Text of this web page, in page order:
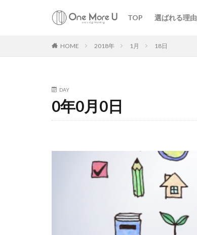
TOP 選ばれる理由
HOME 2018年 1月 18日
DAY
0年0月0日